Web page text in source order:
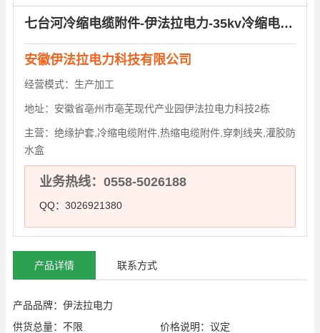
七台河冷缩电缆附件-伊法拉电力-35kv冷缩电缆附件厂家
安徽伊法拉电力科技有限公司
经营模式： 生产加工
地址： 安徽省亳州市亳芜现代产业园伊法拉电力科技2栋
主营： 绝缘护套,冷缩电缆附件,热缩电缆附件,穿刺线夹,灌胶防
水盒
业务热线：0558-5026188
QQ：3026921380
产品详情 联系方式
产品品牌：伊法拉电力
供货总量：不限
价格说明：议定